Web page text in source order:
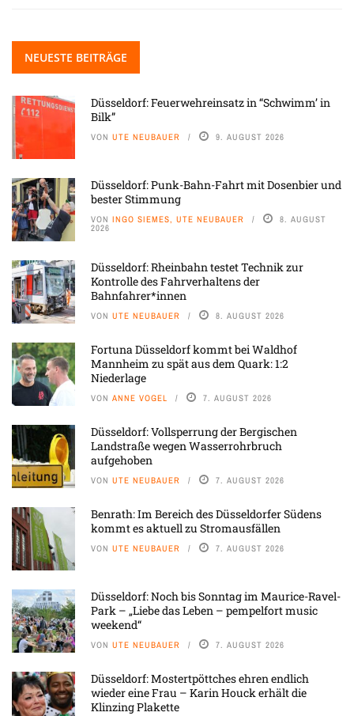
NEUESTE BEITRÄGE
Düsseldorf: Feuerwehreinsatz in “Schwimm’ in
Bilk”
VON UTE NEUBAUER 9. AUGUST 2026
Düsseldorf: Punk-Bahn-Fahrt mit Dosenbier und
bester Stimmung
VON INGO SIEMES, UTE NEUBAUER 8. AUGUST
2026
Düsseldorf: Rheinbahn testet Technik zur
Kontrolle des Fahrverhaltens der
Bahnfahrer*innen
VON UTE NEUBAUER 8. AUGUST 2026
Fortuna Düsseldorf kommt bei Waldhof
Mannheim zu spät aus dem Quark: 1:2
Niederlage
VON ANNE VOGEL 7. AUGUST 2026
Düsseldorf: Vollsperrung der Bergischen
Landstraße wegen Wasserrohrbruch
aufgehoben
VON UTE NEUBAUER 7. AUGUST 2026
Benrath: Im Bereich des Düsseldorfer Südens
kommt es aktuell zu Stromausfällen
VON UTE NEUBAUER 7. AUGUST 2026
Düsseldorf: Noch bis Sonntag im Maurice-Ravel-
Park – „Liebe das Leben – pempelfort music
weekend“
VON UTE NEUBAUER 7. AUGUST 2026
Düsseldorf: Mostertpöttches ehren endlich
wieder eine Frau – Karin Houck erhält die
Klinzing Plakette